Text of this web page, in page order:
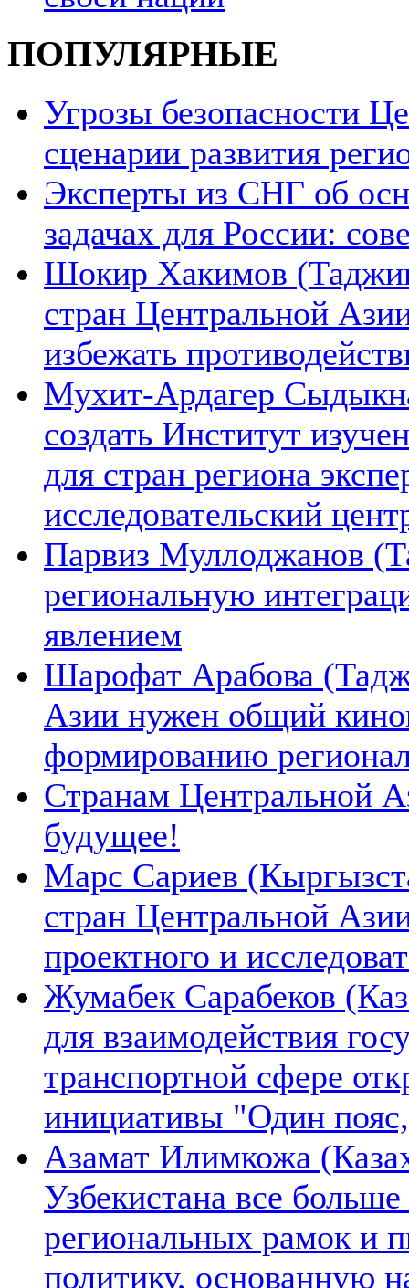
ПОПУЛЯРНЫЕ
Угрозы безопасности
сценарии развития
Эксперты из СНГ об
задачах для России:
Шокир Хакимов
стран Центральной
избежать
Мухит-Ардагер
создать Институт
для стран региона
исследовательский
Парвиз Муллоджанов
региональную
явлением
Шарофат Арабова
Азии нужен общий
формированию
Странам Центральной
будущее!
Марс Сариев
стран Центральной
проектного и
Жумабек Сарабеков
для взаимодействия
транспортной сфере
инициативы "Один
Азамат Илимкожа
Узбекистана все
региональных рамок и
политику, основанную